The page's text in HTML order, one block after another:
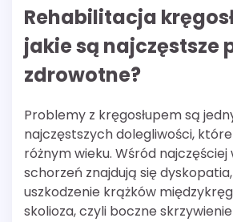
Rehabilitacja
jakie są najczęstsze
zdrowotne?
Problemy z kręgosłupem są
najczęstszych dolegliwości,
różnym wieku. Wśród
schorzeń znajdują się
uszkodzenie krążków
skolioza, czyli boczne